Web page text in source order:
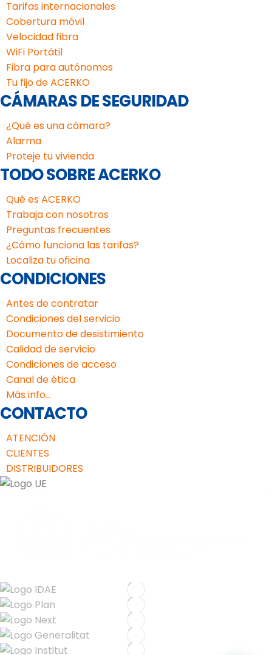
Tarifas internacionales
Cobertura móvil
Velocidad fibra
WiFi Portátil
Fibra para autónomos
Tu fijo de ACERKO
CÁMARAS DE SEGURIDAD
¿Qué es una cámara?
Alarma
Proteje tu vivienda
TODO SOBRE ACERKO
Qué es ACERKO
Trabaja con nosotros
Preguntas frecuentes
¿Cómo funciona las tarifas?
Localiza tu oficina
CONDICIONES
Antes de contratar
Condiciones del servicio
Documento de desistimiento
Calidad de servicio
Condiciones de acceso
Canal de ética
Más info...
CONTACTO
ATENCIÓN
CLIENTES
DISTRIBUIDORES